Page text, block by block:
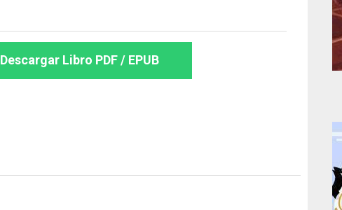
Descargar Libro PDF / EPUB